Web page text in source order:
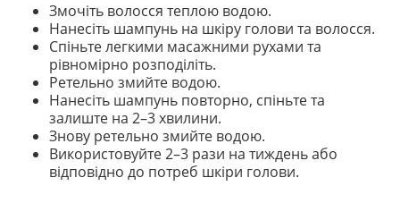
Змочіть волосся теплою водою.
Нанесіть шампунь на шкіру голови та волосся.
Спіньте легкими масажними рухами та
рівномірно розподіліть.
Ретельно змийте водою.
Нанесіть шампунь повторно, спіньте та
залиште на 2–3 хвилини.
Знову ретельно змийте водою.
Використовуйте 2–3 рази на тиждень або
відповідно до потреб шкіри голови.